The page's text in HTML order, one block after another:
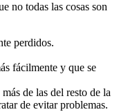
no todas las cosas son
perdidos.
fácilmente y que se
de las del resto de la
de evitar problemas.